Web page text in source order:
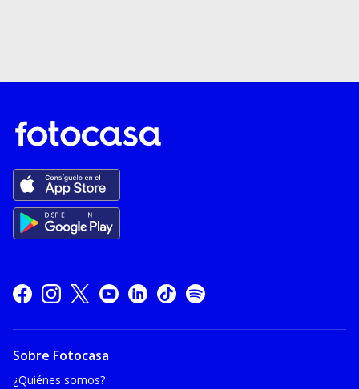
Sobre Fotocasa
¿Quiénes somos?